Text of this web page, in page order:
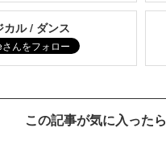
ル / ダンス
この記事が気に入ったら